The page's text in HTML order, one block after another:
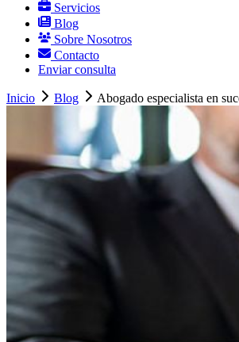
Servicios
Blog
Sobre Nosotros
Contacto
Enviar consulta
Inicio Blog Abogado especialista en